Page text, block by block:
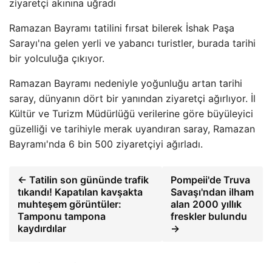
Ramazan Bayramı tatilini fırsat bilerek İshak Paşa
Sarayı'na gelen yerli ve yabancı turistler, burada tarihi
bir yolculuğa çıkıyor.
Ramazan Bayramı nedeniyle yoğunluğu artan tarihi
saray, dünyanın dört bir yanından ziyaretçi ağırlıyor. İl
Kültür ve Turizm Müdürlüğü verilerine göre büyüleyici
güzelliği ve tarihiyle merak uyandıran saray, Ramazan
Bayramı'nda 6 bin 500 ziyaretçiyi ağırladı.
← Tatilin son gününde trafik
tıkandı! Kapatılan kavşakta
muhteşem görüntüler:
Tamponu tampona
kaydırdılar
Pompeii'de Truva
Savaşı'ndan ilham
alan 2000 yıllık
freskler bulundu
→